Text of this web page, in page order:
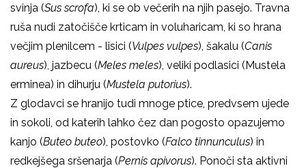
svinja (Sus scrofa), ki se ob večerih na njih pasejo. Travna
ruša nudi zatočišče krticam in voluharicam, ki so hrana
večjim plenilcem - lisici (Vulpes vulpes), šakalu (Canis
aureus), jazbecu (Meles meles), veliki podlasici (Mustela
erminea) in dihurju (Mustela putorius).
Z glodavci se hranijo tudi mnoge ptice, predvsem ujede
in sokoli, od katerih lahko čez dan pogosto opazujemo
kanjo (Buteo buteo), postovko (Falco tinnunculus) in
redkejšega sršenarja (Pernis apivorus). Ponoči sta aktivni